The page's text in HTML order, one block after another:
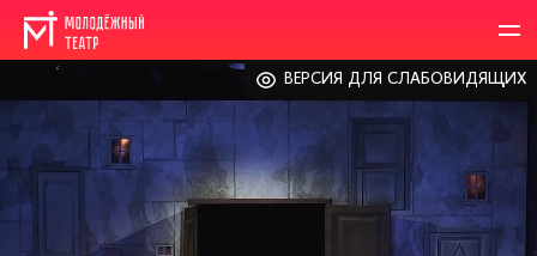
ВЕРСИЯ ДЛЯ СЛАБОВИДЯЩИХ